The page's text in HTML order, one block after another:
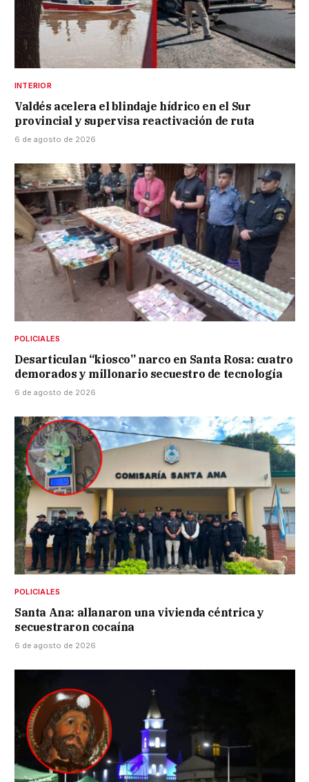
INTERIOR
Valdés acelera el blindaje hídrico en el Sur
provincial y supervisa reactivación de ruta
6 de agosto de 2026
POLICIALES
Desarticulan “kiosco” narco en Santa Rosa: cuatro
demorados y millonario secuestro de tecnología
6 de agosto de 2026
POLICIALES
Santa Ana: allanaron una vivienda céntrica y
secuestraron cocaína
6 de agosto de 2026